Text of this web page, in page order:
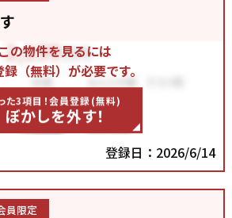
この物件を見るには
（無料）が必要です。
た3項目！会員登録(無料)
ぼかしを外す！
登録日：2026/6/14
員限定